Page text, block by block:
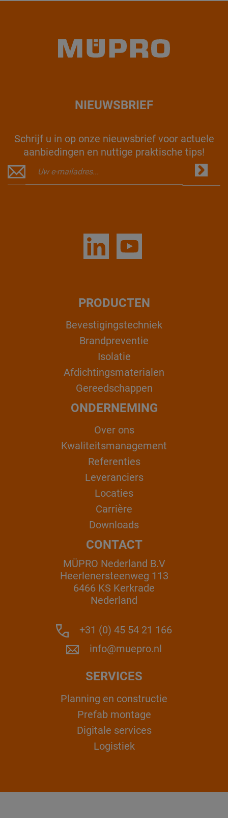
NIEUWSBRIEF
Schrijf u in op onze nieuwsbrief voor actuele
aanbiedingen en nuttige praktische tips!
PRODUCTEN
Bevestigingstechniek
Brandpreventie
Isolatie
Afdichtingsmaterialen
Gereedschappen
ONDERNEMING
Over ons
Kwaliteitsmanagement
Referenties
Leveranciers
Locaties
Carrière
Downloads
CONTACT
MÜPRO Nederland B.V
Heerlenersteenweg 113
6466 KS Kerkrade
Nederland
+31 (0) 45 54 21 166
info@muepro.nl
SERVICES
Planning en constructie
Prefab montage
Digitale services
Logistiek